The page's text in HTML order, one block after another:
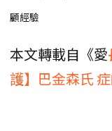
顧經驗
本文轉載自《愛
護】巴金森氏